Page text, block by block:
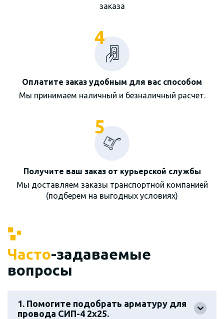
заказа
4
Оплатите заказ удобным для вас способом
Мы принимаем наличный и безналичный расчет.
5
Получите ваш заказ от курьерской службы
Мы доставляем заказы транспортной компанией
(подберем на выгодных условиях)
Часто-задаваемые
вопросы
1. Помогите подобрать арматуру для
провода СИП-4 2х25.